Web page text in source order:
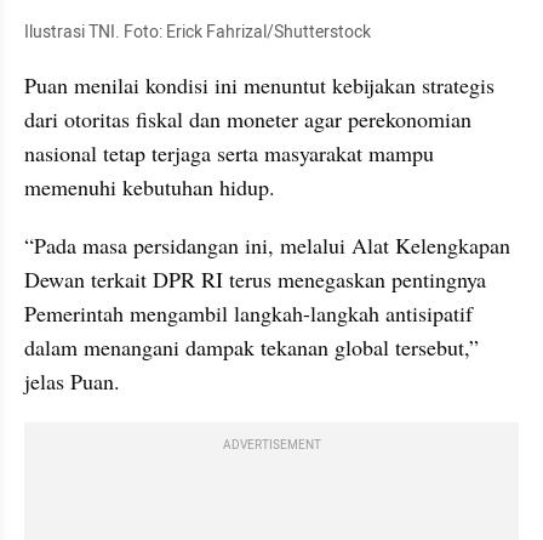
Ilustrasi TNI. Foto: Erick Fahrizal/Shutterstock
Puan menilai kondisi ini menuntut kebijakan strategis
dari otoritas fiskal dan moneter agar perekonomian
nasional tetap terjaga serta masyarakat mampu
memenuhi kebutuhan hidup.
“Pada masa persidangan ini, melalui Alat Kelengkapan
Dewan terkait DPR RI terus menegaskan pentingnya
Pemerintah mengambil langkah-langkah antisipatif
dalam menangani dampak tekanan global tersebut,”
jelas Puan.
ADVERTISEMENT